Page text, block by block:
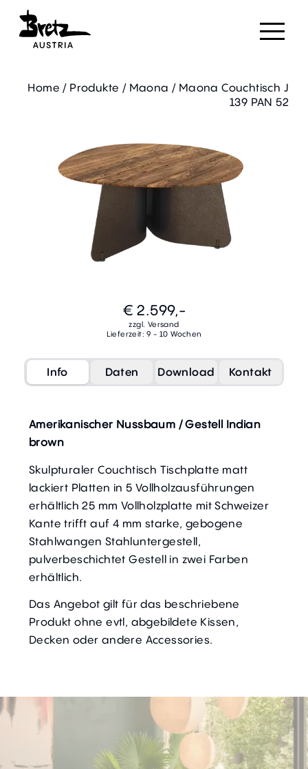
Home / Produkte / Maona / Maona Couchtisch J
139 PAN 52
€ 2.599,-
zzgl. Versand
Lieferzeit: 9 - 10 Wochen
Info Daten Download Kontakt
Amerikanischer Nussbaum / Gestell Indian
brown
Skulpturaler Couchtisch Tischplatte matt
lackiert Platten in 5 Vollholzausführungen
erhältlich 25 mm Vollholzplatte mit Schweizer
Kante trifft auf 4 mm starke, gebogene
Stahlwangen Stahluntergestell,
pulverbeschichtet Gestell in zwei Farben
erhältlich.
Das Angebot gilt für das beschriebene
Produkt ohne evtl, abgebildete Kissen,
Decken oder andere Accessories.